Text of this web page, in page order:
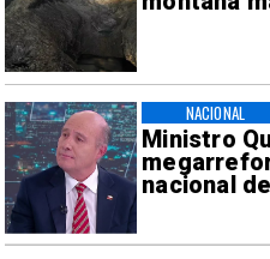
Ministro
nacional
NACIONAL